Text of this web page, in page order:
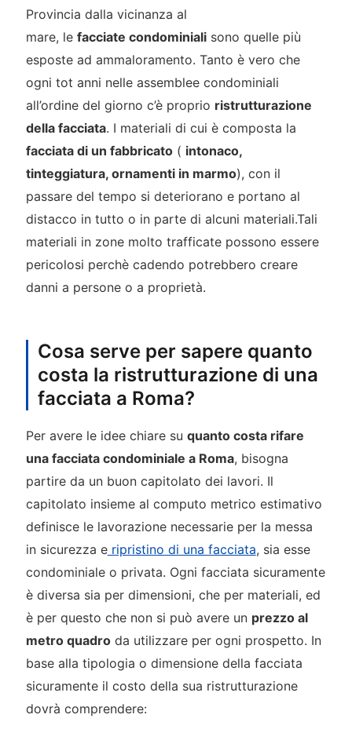
Provincia dalla vicinanza al
mare, le facciate condominialisono quelle più
esposte ad ammaloramento. Tanto è vero che
ogni tot anni nelle assemblee condominiali
all’ordine del giorno c’è proprio ristrutturazione
della facciata. I materiali di cui è composta la
facciata di un fabbricato( intonaco,
tinteggiatura, ornamenti in marmo), con il
passare del tempo si deteriorano e portano al
distacco in tutto o in parte di alcuni materiali.Tali
materiali in zone molto trafficate possono essere
pericolosi perchè cadendo potrebbero creare
danni a persone o a proprietà.
Cosa serve per sapere quanto
costa la ristrutturazione di una
facciata a Roma?
Per avere le idee chiare su quanto costa rifare
una facciata condominiale a Roma, bisogna
partire da un buon capitolato dei lavori. Il
capitolato insieme al computo metrico estimativo
definisce le lavorazione necessarie per la messa
in sicurezza eripristino di una facciata, sia esse
condominiale o privata. Ogni facciata sicuramente
è diversa sia per dimensioni, che per materiali, ed
è per questo che non si può avere un prezzo al
metro quadroda utilizzare per ogni prospetto. In
base alla tipologia o dimensione della facciata
sicuramente il costo della sua ristrutturazione
dovrà comprendere: